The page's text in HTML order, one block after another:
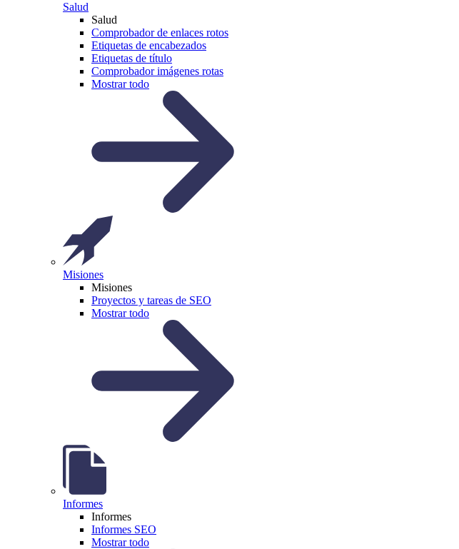
Salud
Salud
Comprobador de enlaces rotos
Etiquetas de encabezados
Etiquetas de título
Comprobador imágenes rotas
Mostrar todo
Misiones
Misiones
Proyectos y tareas de SEO
Mostrar todo
Informes
Informes
Informes SEO
Mostrar todo